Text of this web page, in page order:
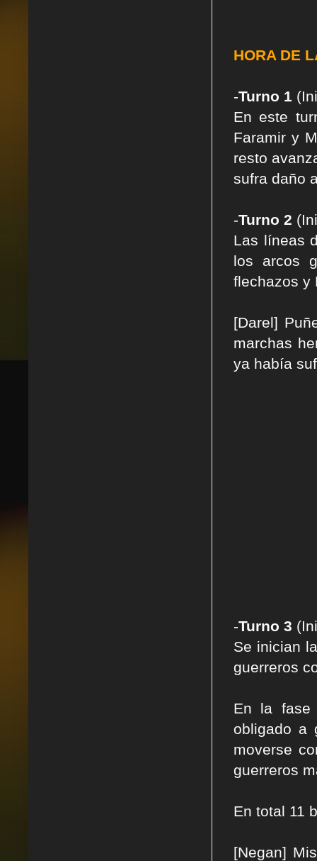
HORA DE
-Turno 1
En este
Faramir y
resto
sufra daño
-Turno 2
Las líneas
los arcos
flechazos y
[Darel]
marchas
ya había
-Turno 3
Se inician
guerreros
En la fase
obligado a
moverse
guerreros
En total 11
[Negan]